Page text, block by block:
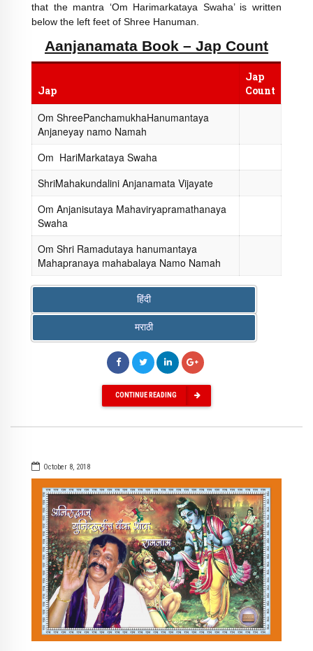
that the mantra ‘Om Harimarkataya Swaha’ is written
below the left feet of Shree Hanuman.
Aanjanamata Book – Jap Count
Jap
Jap
Count
Om ShreePanchamukhaHanumantaya
Anjaneyay namo Namah
Om HariMarkataya Swaha
ShriMahakundalini Anjanamata Vijayate
Om Anjanisutaya Mahaviryapramathanaya
Swaha
Om Shri Ramadutaya hanumantaya
Mahapranaya mahabalaya Namo Namah
हिंदी
मराठी
CONTINUE READING
October 8, 2018